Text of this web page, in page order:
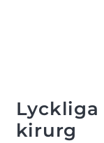
kirurg